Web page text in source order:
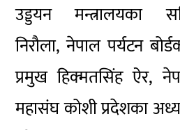
उड्डयन मन्त्रालयका
निरौला, नेपाल पर्यटन
प्रमुख हिक्मतसिंह ऐर,
महासंघ कोशी प्रदेशका